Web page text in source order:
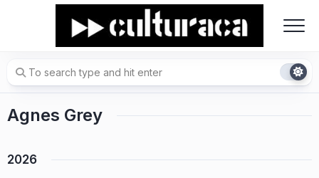
Agnes Grey
2026